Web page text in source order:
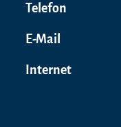
Telefon
E-Mail
Internet